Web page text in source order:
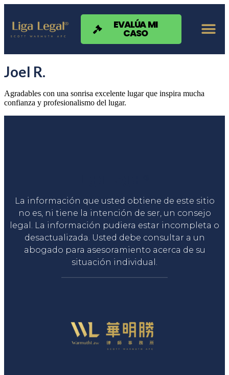
Nota:
sitio
web
de
accesibilidad.
EVALÚA MI
CASO
Joel R.
Agradables con una sonrisa excelente lugar que inspira mucha
confianza y profesionalismo del lugar.
La información que usted obtiene de este sitio
no es, ni tiene la intención de ser, un consejo
legal. La información pudiera estar incompleta o
desactualizada. Usted debe consultar a un
abogado para asesoramiento acerca de su
situación individual.